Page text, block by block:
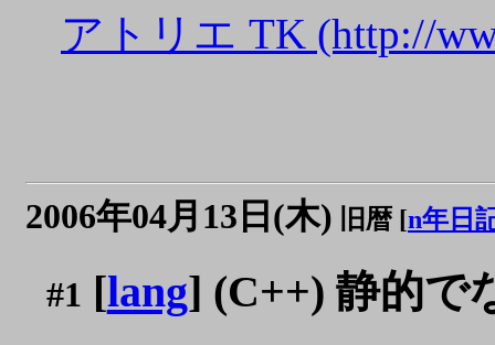
アトリエ TK (http://
2006年04月13日(木) 旧暦 [n年日
#1 [lang] (C++) 静的で